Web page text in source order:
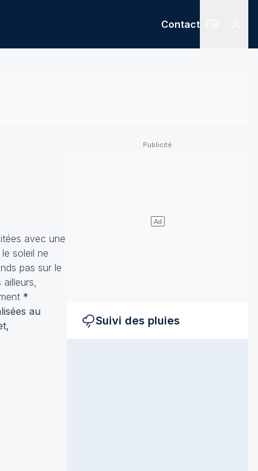
Contact
avec une
soleil ne
pas sur le
*
au
Suivi des pluies